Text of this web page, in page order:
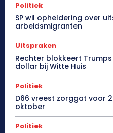
Politiek
SP wil opheldering over
arbeidsmigranten
Uitspraken
Rechter blokkeert
dollar bij Witte Huis
Politiek
D66 vreest zorggat voor
oktober
Politiek